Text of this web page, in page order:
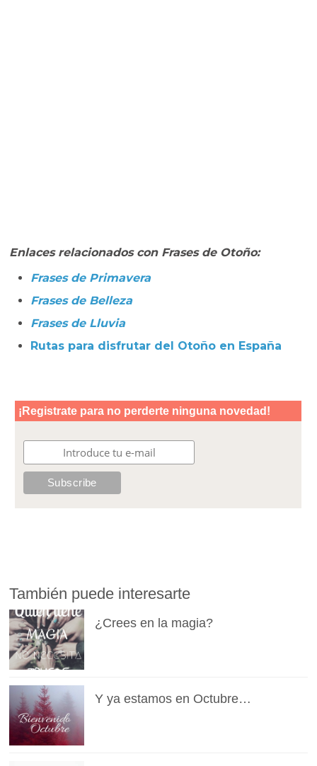
Enlaces relacionados con Frases de Otoño:
Frases de Primavera
Frases de Belleza
Frases de Lluvia
Rutas para disfrutar del Otoño en España
También puede interesarte
¿Crees en la magia?
Y ya estamos en Octubre…